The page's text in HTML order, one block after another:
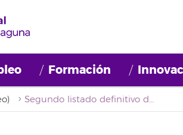
Formación
Segundo listado definitivo de la convocatoria de selección de una beca formativa de investigación para participar en el proyecto “Informe de cumplimiento operacional, social, medioambiental y administrativa”